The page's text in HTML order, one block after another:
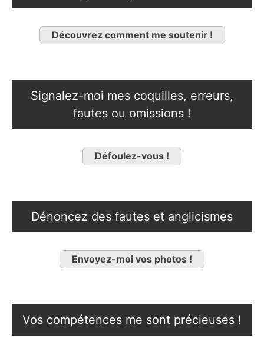
Découvrez comment me soutenir !
Signalez-moi mes coquilles, erreurs,
fautes ou omissions !
Défoulez-vous !
Dénoncez des fautes et anglicismes
Envoyez-moi vos photos !
Vos compétences me sont précieuses !